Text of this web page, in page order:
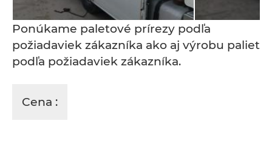
Ponúkame paletové prírezy podľa
požiadaviek zákazníka ako aj výrobu paliet
podľa požiadaviek zákazníka.
Cena :